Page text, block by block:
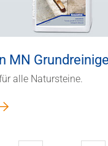
MN
alle Natursteine.